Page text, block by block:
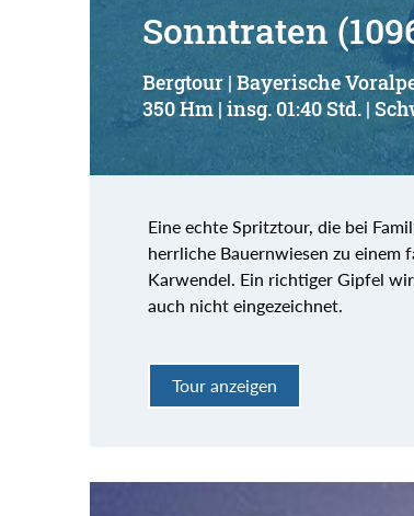
Sonntraten
Bergtour | Bayerische
350 Hm | insg. 01:40 Std. |
Eine echte Spritztour, die bei
herrliche Bauernwiesen zu einem
Karwendel. Ein richtiger Gipfel
auch nicht eingezeichnet.
Tour anzeigen